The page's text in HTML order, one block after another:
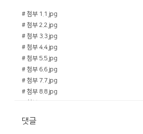
# 첨부 1.1.jpg
# 첨부 2.2.jpg
# 첨부 3.3.jpg
# 첨부 4.4.jpg
# 첨부 5.5.jpg
# 첨부 6.6.jpg
# 첨부 7.7.jpg
# 첨부 8.8.jpg
# 첨부 9.9.jpg
# 첨부 11.11.jpg
댓글